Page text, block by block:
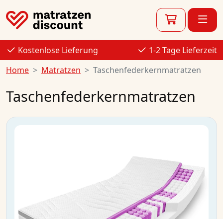
Kostenlose Lieferung
1-2 Tage Lieferzeit
Home
Matratzen Taschenfederkernmatratzen
Taschenfederkernmatratzen